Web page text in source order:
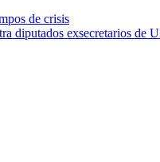
de crisis
diputados exsecretarios de